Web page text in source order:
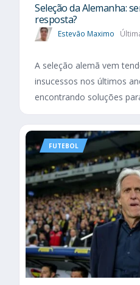
Seleção da Alemanha:
resposta?
Estevão Maximo
A seleção alemã vem
insucessos nos últimos
encontrando soluções
FUTEBOL